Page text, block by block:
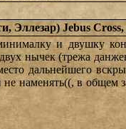
Эллезар) Jebus Cross,
и двушку
нычек (трежа
дальнейшего
наменять((, в общем